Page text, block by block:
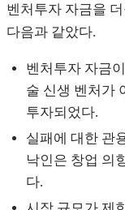
벤처투자 자금을
다음과 같았다.
벤처투자 자금
술 신생 벤처가
투자되었다.
실패에 대한 관
낙인은 창업 의
다.